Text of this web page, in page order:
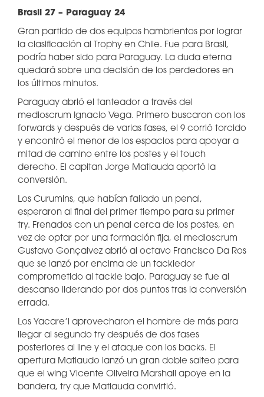
Brasil 27 – Paraguay 24
Gran partido de dos equipos hambrientos por lograr
la clasificación al Trophy en Chile. Fue para Brasil,
podría haber sido para Paraguay. La duda eterna
quedará sobre una decisión de los perdedores en
los últimos minutos.
Paraguay abrió el tanteador a través del
medioscrum Ignacio Vega. Primero buscaron con los
forwards y después de varias fases, el 9 corrió torcido
y encontró el menor de los espacios para apoyar a
mitad de camino entre los postes y el touch
derecho. El capitan Jorge Matiauda aportó la
conversión.
Los Curumins, que habían fallado un penal,
esperaron al final del primer tiempo para su primer
try. Frenados con un penal cerca de los postes, en
vez de optar por una formación fija, el medioscrum
Gustavo Gonçalvez abrió al octavo Francisco Da Ros
que se lanzó por encima de un tackledor
comprometido al tackle bajo. Paraguay se fue al
descanso liderando por dos puntos tras la conversión
errada.
Los Yacare’i aprovecharon el hombre de más para
llegar al segundo try después de dos fases
posteriores al line y el ataque con los backs. El
apertura Matiaudo lanzó un gran doble salteo para
que el wing Vicente Oliveira Marshall apoye en la
bandera, try que Matiauda convirtió.